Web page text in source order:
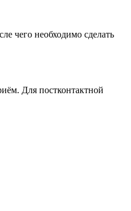
чего необходимо сделать
Для постконтактной